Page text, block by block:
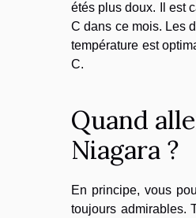
étés plus doux. Il est
C dans ce mois. Les
température est
C.
Quand
Niagara ?
En principe, vous
toujours admirables.